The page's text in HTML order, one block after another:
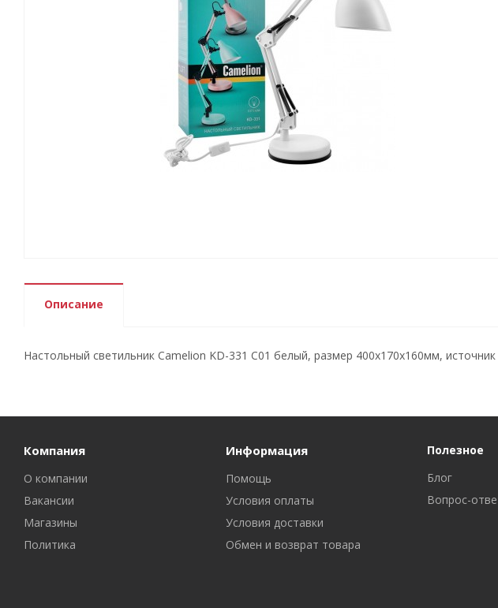
Описание
Настольный светильник Camelion KD-331 С01 белый, размер 400х170х160мм,
Компания
О компании
Вакансии
Магазины
Политика
Информация
Помощь
Условия оплаты
Условия доставки
Обмен и возврат товара
Полезное
Блог
Вопрос-